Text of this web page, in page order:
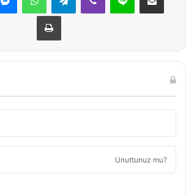
Yazdır
Unuttunuz mu?